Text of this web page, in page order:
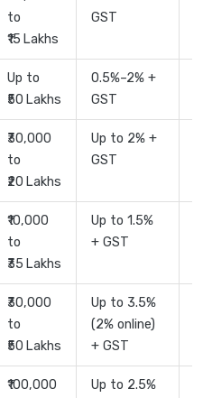
to
₹15 Lakhs
GST
Up to
₹50 Lakhs
0.5%–2% +
GST
₹30,000
to
₹20 Lakhs
Up to 2% +
GST
₹10,000
to
₹35 Lakhs
Up to 1.5%
+ GST
₹30,000
to
₹50 Lakhs
Up to 3.5%
(2% online)
+ GST
₹100,000
Up to 2.5%